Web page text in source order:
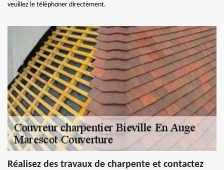
veuillez le téléphoner directement.
Réalisez des travaux de charpente et contactez